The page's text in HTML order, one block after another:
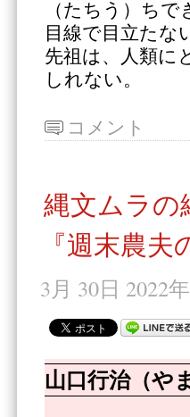
（たちう）ち
目線で目立たな
先祖は、人類に
しれない。
コメント
縄文ムラの
『週末農
3月 30日 2022年
山口行治（や